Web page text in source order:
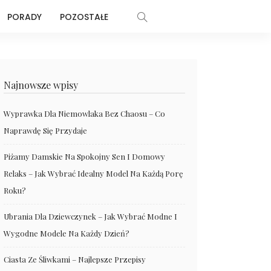
PORADY POZOSTAŁE
Najnowsze wpisy
Wyprawka Dla Niemowlaka Bez Chaosu – Co
Naprawdę Się Przydaje
Piżamy Damskie Na Spokojny Sen I Domowy
Relaks – Jak Wybrać Idealny Model Na Każdą Porę
Roku?
Ubrania Dla Dziewczynek – Jak Wybrać Modne I
Wygodne Modele Na Każdy Dzień?
Ciasta Ze Śliwkami – Najlepsze Przepisy